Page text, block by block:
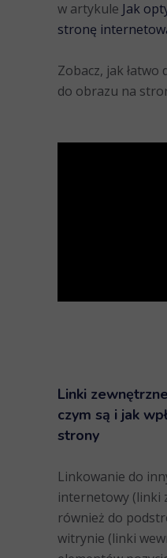
w artykule Jak
stronę
Zobacz, jak łatwo
do obrazu na
Linki
czym są i jak
strony
Linkowanie do
internetowy (linki
również do
witrynie (linki